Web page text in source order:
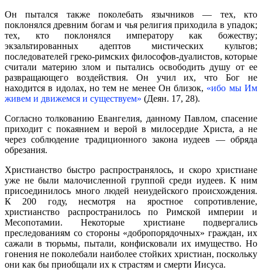
Он пытался также поколебать язычников — тех, кто
поклонялся древним богам и чья религия приходила в упадок;
тех, кто поклонялся императору как божеству;
экзальтированных адептов мистических культов;
последователей греко-римских философов-дуалистов, которые
считали материю злом и пытались освободить душу от ее
развращающего воздействия. Он учил их, что Бог не
находится в идолах, но тем не менее Он близок, «ибо мы Им
живем и движемся и существуем» (Деян. 17, 28).
Согласно толкованию Евангелия, данному Павлом, спасение
приходит с покаянием и верой в милосердие Христа, а не
через соблюдение традиционного закона иудеев — обряда
обрезания.
Христианство быстро распространялось, и скоро христиане
уже не были малочисленной группой среди иудеев. К ним
присоединилось много людей неиудейского происхождения.
К 200 году, несмотря на яростное сопротивление,
христианство распространилось по Римской империи и
Месопотамии. Некоторые христиане подвергались
преследованиям со стороны «добропорядочных» граждан, их
сажали в тюрьмы, пытали, конфисковали их имущество. Но
гонения не поколебали наиболее стойких христиан, поскольку
они как бы приобщали их к страстям и смерти Иисуса.